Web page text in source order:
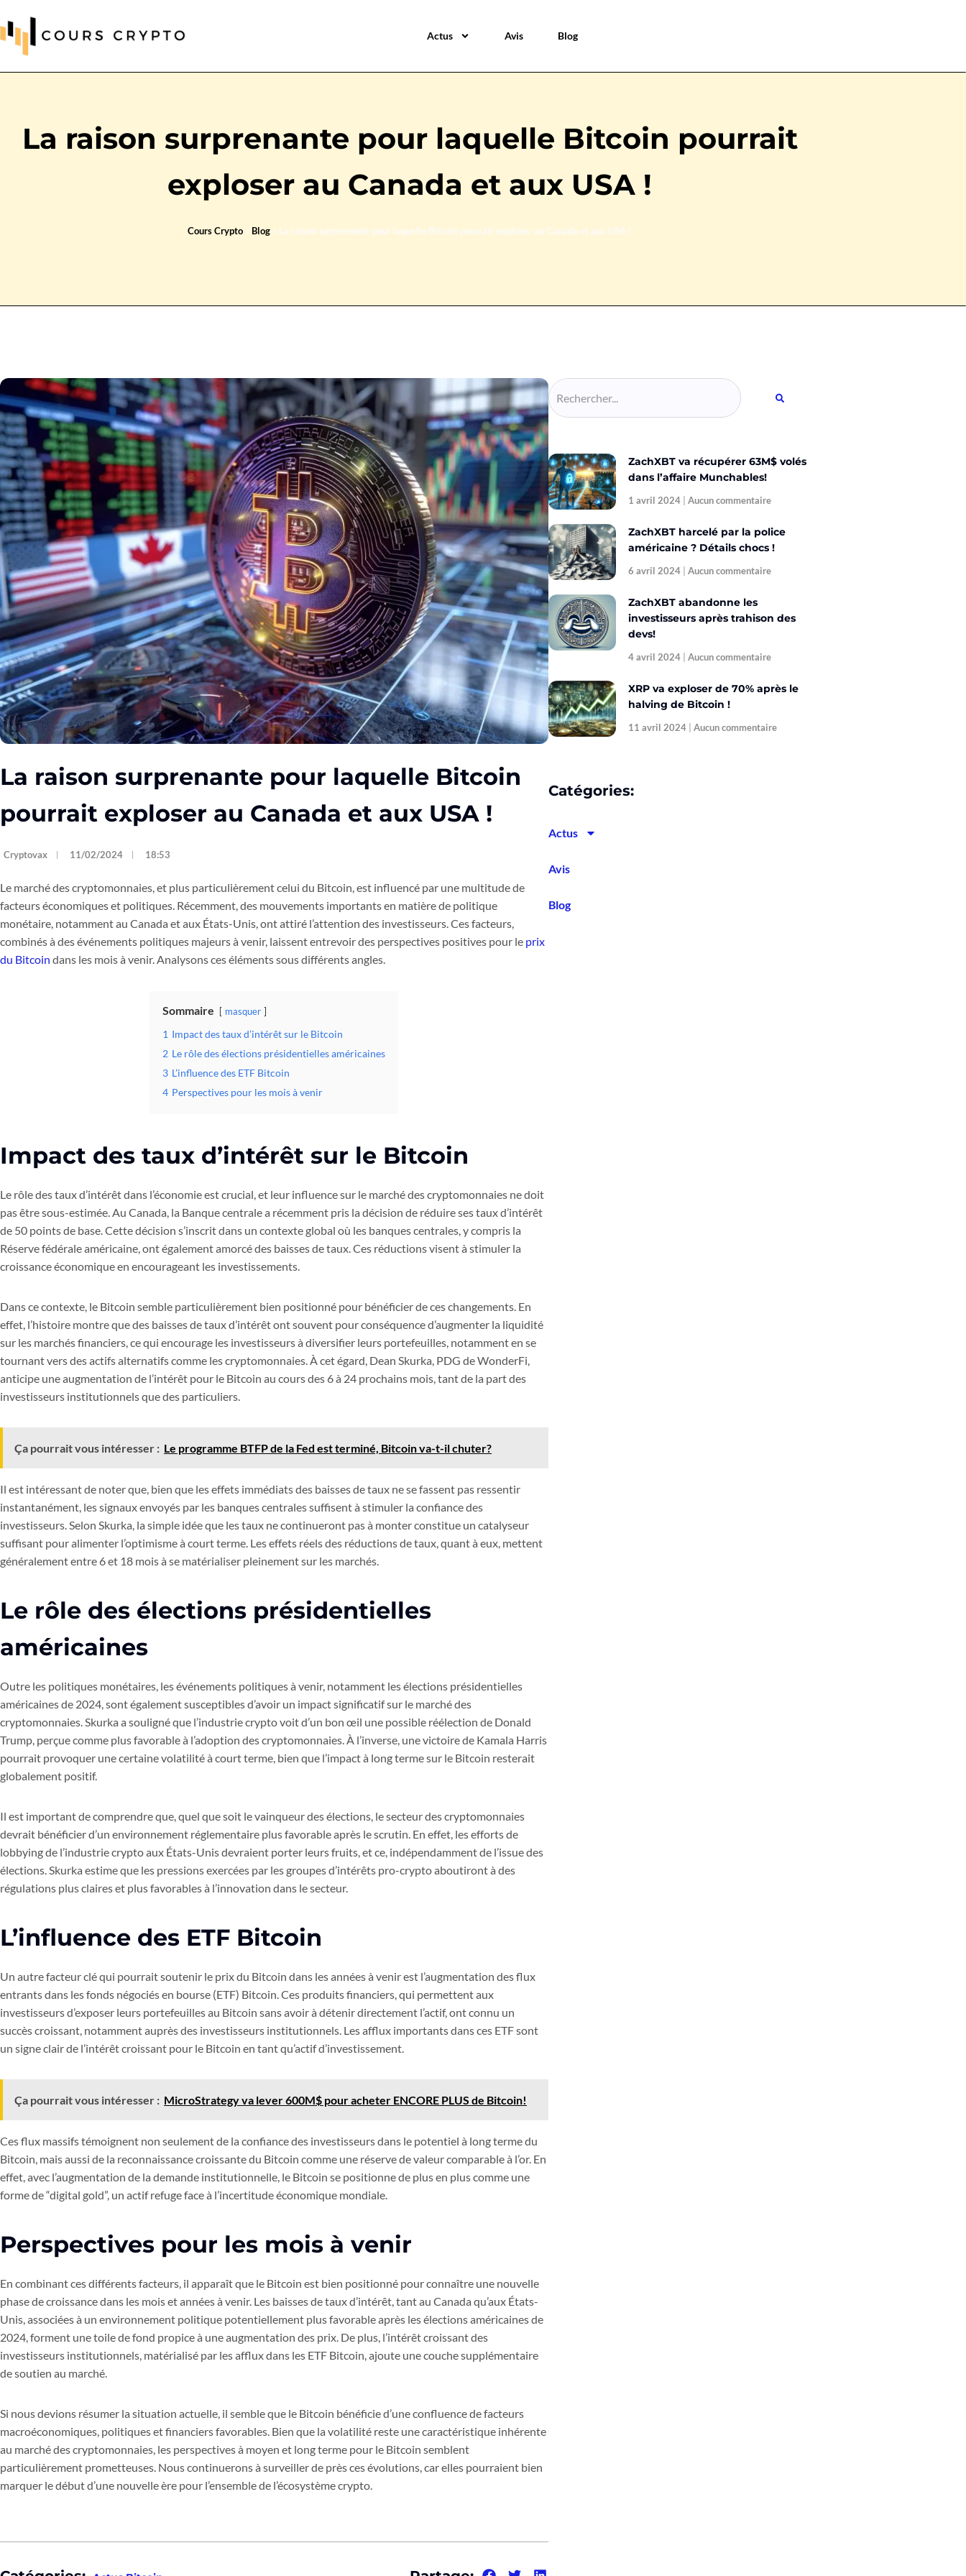
Actus Avis Blog
La raison surprenante pour laquelle Bitcoin pourrait
exploser au Canada et aux USA !
Cours Crypto » Blog » La raison surprenante pour laquelle Bitcoin pourrait exploser au Canada et aux USA !
La raison surprenante pour laquelle Bitcoin
pourrait exploser au Canada et aux USA !
Cryptovax 11/02/2024 18:53
Le marché des cryptomonnaies, et plus particulièrement celui du Bitcoin, est influencé par une multitude de
facteurs économiques et politiques. Récemment, des mouvements importants en matière de politique
monétaire, notamment au Canada et aux États-Unis, ont attiré l’attention des investisseurs. Ces facteurs,
combinés à des événements politiques majeurs à venir, laissent entrevoir des perspectives positives pour le prix
du Bitcoin dans les mois à venir. Analysons ces éléments sous différents angles.
Sommaire masquer
1 Impact des taux d’intérêt sur le Bitcoin
2 Le rôle des élections présidentielles américaines
3 L’influence des ETF Bitcoin
4 Perspectives pour les mois à venir
Impact des taux d’intérêt sur le Bitcoin
Le rôle des taux d’intérêt dans l’économie est crucial, et leur influence sur le marché des cryptomonnaies ne doit
pas être sous-estimée. Au Canada, la Banque centrale a récemment pris la décision de réduire ses taux d’intérêt
de 50 points de base. Cette décision s’inscrit dans un contexte global où les banques centrales, y compris la
Réserve fédérale américaine, ont également amorcé des baisses de taux. Ces réductions visent à stimuler la
croissance économique en encourageant les investissements.
Dans ce contexte, le Bitcoin semble particulièrement bien positionné pour bénéficier de ces changements. En
effet, l’histoire montre que des baisses de taux d’intérêt ont souvent pour conséquence d’augmenter la liquidité
sur les marchés financiers, ce qui encourage les investisseurs à diversifier leurs portefeuilles, notamment en se
tournant vers des actifs alternatifs comme les cryptomonnaies. À cet égard, Dean Skurka, PDG de WonderFi,
anticipe une augmentation de l’intérêt pour le Bitcoin au cours des 6 à 24 prochains mois, tant de la part des
investisseurs institutionnels que des particuliers.
Ça pourrait vous intéresser : Le programme BTFP de la Fed est terminé, Bitcoin va-t-il chuter?
Il est intéressant de noter que, bien que les effets immédiats des baisses de taux ne se fassent pas ressentir
instantanément, les signaux envoyés par les banques centrales suffisent à stimuler la confiance des
investisseurs. Selon Skurka, la simple idée que les taux ne continueront pas à monter constitue un catalyseur
suffisant pour alimenter l’optimisme à court terme. Les effets réels des réductions de taux, quant à eux, mettent
généralement entre 6 et 18 mois à se matérialiser pleinement sur les marchés.
Le rôle des élections présidentielles
américaines
Outre les politiques monétaires, les événements politiques à venir, notamment les élections présidentielles
américaines de 2024, sont également susceptibles d’avoir un impact significatif sur le marché des
cryptomonnaies. Skurka a souligné que l’industrie crypto voit d’un bon œil une possible réélection de Donald
Trump, perçue comme plus favorable à l’adoption des cryptomonnaies. À l’inverse, une victoire de Kamala Harris
pourrait provoquer une certaine volatilité à court terme, bien que l’impact à long terme sur le Bitcoin resterait
globalement positif.
Il est important de comprendre que, quel que soit le vainqueur des élections, le secteur des cryptomonnaies
devrait bénéficier d’un environnement réglementaire plus favorable après le scrutin. En effet, les efforts de
lobbying de l’industrie crypto aux États-Unis devraient porter leurs fruits, et ce, indépendamment de l’issue des
élections. Skurka estime que les pressions exercées par les groupes d’intérêts pro-crypto aboutiront à des
régulations plus claires et plus favorables à l’innovation dans le secteur.
L’influence des ETF Bitcoin
Un autre facteur clé qui pourrait soutenir le prix du Bitcoin dans les années à venir est l’augmentation des flux
entrants dans les fonds négociés en bourse (ETF) Bitcoin. Ces produits financiers, qui permettent aux
investisseurs d’exposer leurs portefeuilles au Bitcoin sans avoir à détenir directement l’actif, ont connu un
succès croissant, notamment auprès des investisseurs institutionnels. Les afflux importants dans ces ETF sont
un signe clair de l’intérêt croissant pour le Bitcoin en tant qu’actif d’investissement.
Ça pourrait vous intéresser : MicroStrategy va lever 600M$ pour acheter ENCORE PLUS de Bitcoin!
Ces flux massifs témoignent non seulement de la confiance des investisseurs dans le potentiel à long terme du
Bitcoin, mais aussi de la reconnaissance croissante du Bitcoin comme une réserve de valeur comparable à l’or. En
effet, avec l’augmentation de la demande institutionnelle, le Bitcoin se positionne de plus en plus comme une
forme de “digital gold”, un actif refuge face à l’incertitude économique mondiale.
Perspectives pour les mois à venir
En combinant ces différents facteurs, il apparaît que le Bitcoin est bien positionné pour connaître une nouvelle
phase de croissance dans les mois et années à venir. Les baisses de taux d’intérêt, tant au Canada qu’aux États-
Unis, associées à un environnement politique potentiellement plus favorable après les élections américaines de
2024, forment une toile de fond propice à une augmentation des prix. De plus, l’intérêt croissant des
investisseurs institutionnels, matérialisé par les afflux dans les ETF Bitcoin, ajoute une couche supplémentaire
de soutien au marché.
Si nous devions résumer la situation actuelle, il semble que le Bitcoin bénéficie d’une confluence de facteurs
macroéconomiques, politiques et financiers favorables. Bien que la volatilité reste une caractéristique inhérente
au marché des cryptomonnaies, les perspectives à moyen et long terme pour le Bitcoin semblent
particulièrement prometteuses. Nous continuerons à surveiller de près ces évolutions, car elles pourraient bien
marquer le début d’une nouvelle ère pour l’ensemble de l’écosystème crypto.
ZachXBT va récupérer 63M$ volés
dans l’affaire Munchables!
1 avril 2024 Aucun commentaire
ZachXBT harcelé par la police
américaine ? Détails chocs !
6 avril 2024 Aucun commentaire
ZachXBT abandonne les
investisseurs après trahison des
devs!
4 avril 2024 Aucun commentaire
XRP va exploser de 70% après le
halving de Bitcoin !
11 avril 2024 Aucun commentaire
Catégories:
Actus
Avis
Blog